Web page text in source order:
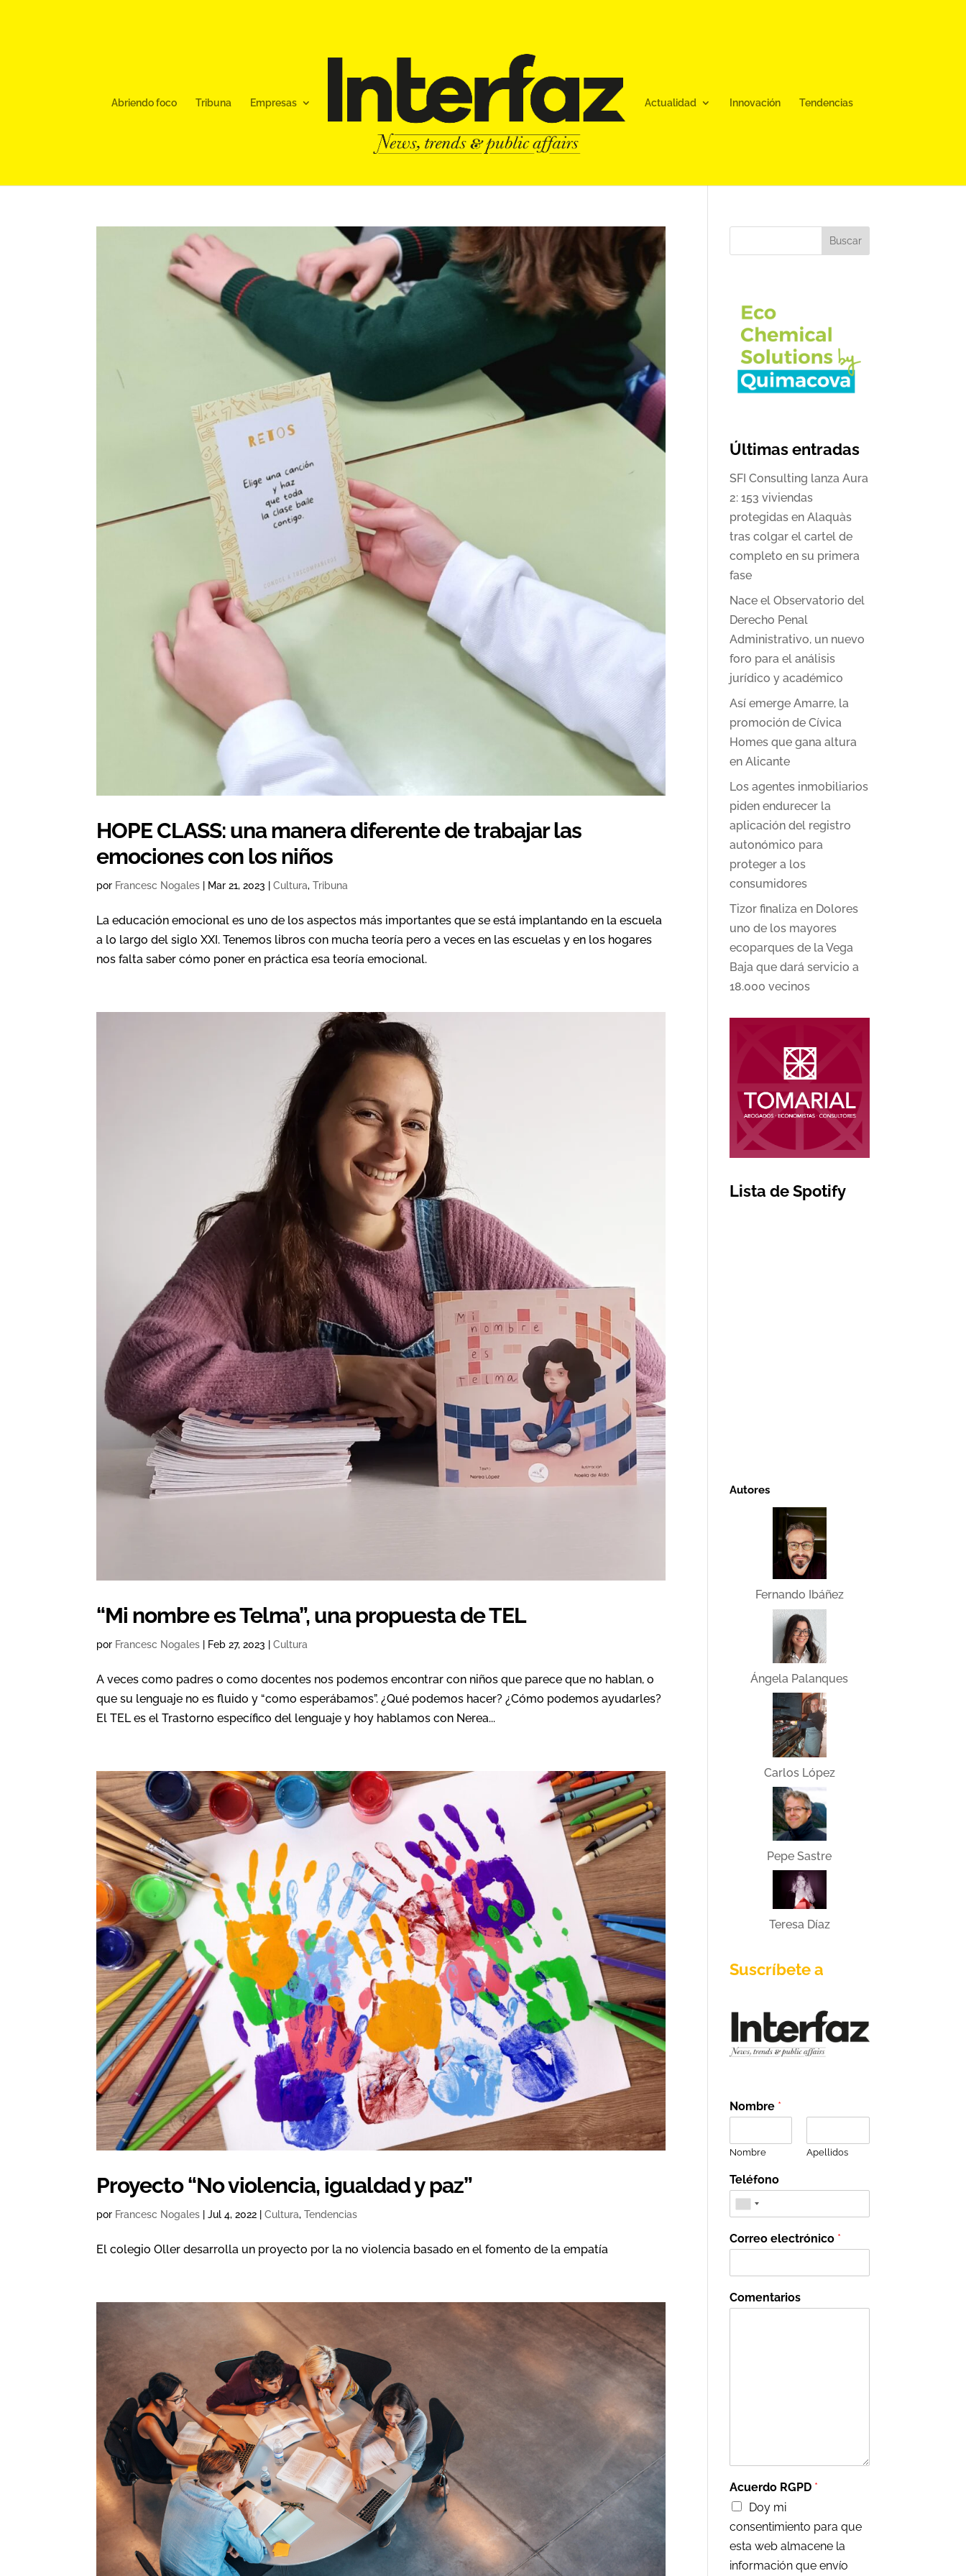
Abriendo foco Tribuna Empresas Actualidad Innovación Tendencias
HOPE CLASS: una manera diferente de trabajar las
emociones con los niños
por Francesc Nogales Mar 21, 2023 |Cultura,Tribuna
La educación emocional es uno de los aspectos más importantes que se está implantando en la escuela
a lo largo del siglo XXI. Tenemos libros con mucha teoría pero a veces en las escuelas y en los hogares
nos falta saber cómo poner en práctica esa teoría emocional.
“Mi nombre es Telma”, una propuesta de TEL
por Francesc Nogales Feb 27, 2023 |Cultura
A veces como padres o como docentes nos podemos encontrar con niños que parece que no hablan, o
que su lenguaje no es fluido y “como esperábamos”. ¿Qué podemos hacer? ¿Cómo podemos ayudarles?
El TEL es el Trastorno específico del lenguaje y hoy hablamos con Nerea...
Proyecto “No violencia, igualdad y paz”
por Francesc Nogales |Jul 4, 2022 |Cultura,Tendencias
El colegio Oller desarrolla un proyecto por la no violencia basado en el fomento de la empatía
Buscar
Últimas entradas
SFI Consulting lanza Aura
2: 153 viviendas
protegidas en Alaquàs
tras colgar el cartel de
completo en su primera
fase
Nace el Observatorio del
Derecho Penal
Administrativo, un nuevo
foro para el análisis
jurídico y académico
Así emerge Amarre, la
promoción de Cívica
Homes que gana altura
en Alicante
Los agentes inmobiliarios
piden endurecer la
aplicación del registro
autonómico para
proteger a los
consumidores
Tizor finaliza en Dolores
uno de los mayores
ecoparques de la Vega
Baja que dará servicio a
18.000 vecinos
Lista de Spotify
Autores
Fernando Ibáñez
Ángela Palanques
Carlos López
Pepe Sastre
Teresa Díaz
Suscríbete a
Nombre *
Nombre Apellidos
Teléfono
Correo electrónico *
Comentarios
Acuerdo RGPD *
Doy mi
consentimiento para que
esta web almacene la
información que envío